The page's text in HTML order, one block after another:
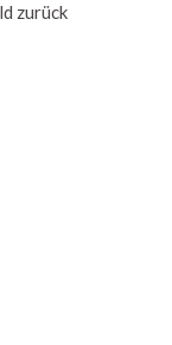
zurück